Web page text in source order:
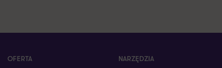
OFERTA
NARZĘDZIA